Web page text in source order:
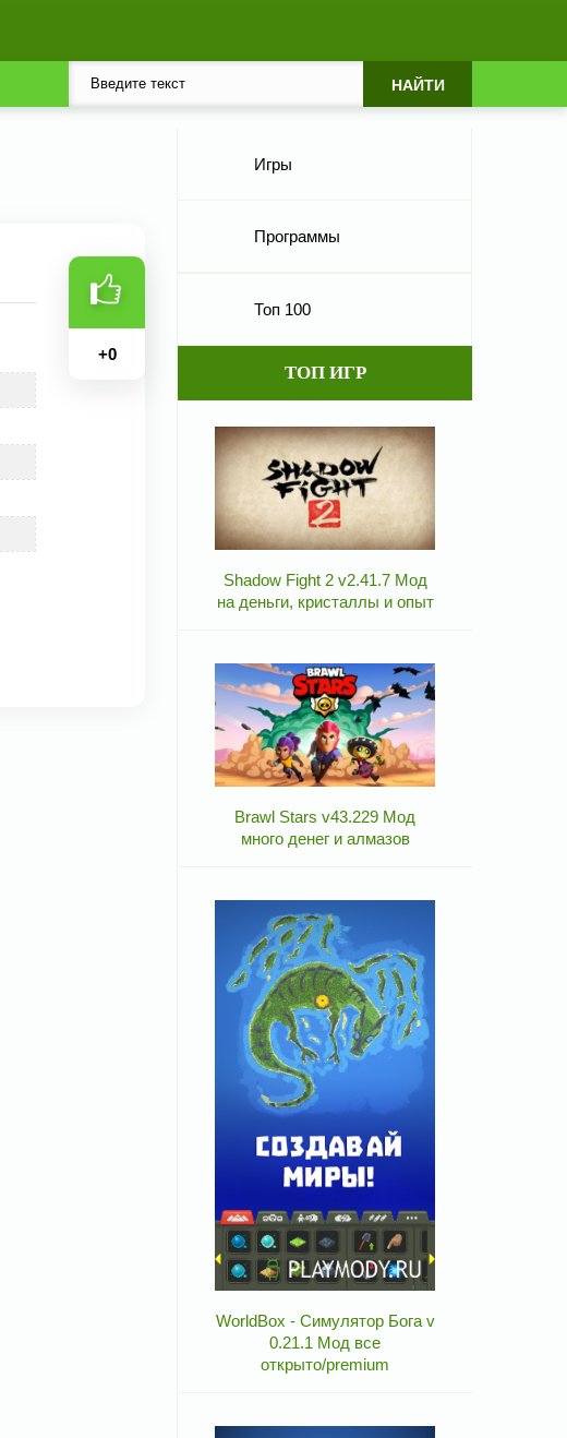
+0
Игры
Программы
Топ 100
ТОП ИГР
Shadow Fight 2 v2.41.7 Мод
на деньги, кристаллы и опыт
Brawl Stars v43.229 Мод
много денег и алмазов
WorldBox - Симулятор Бога v
0.21.1 Мод все
открыто/premium